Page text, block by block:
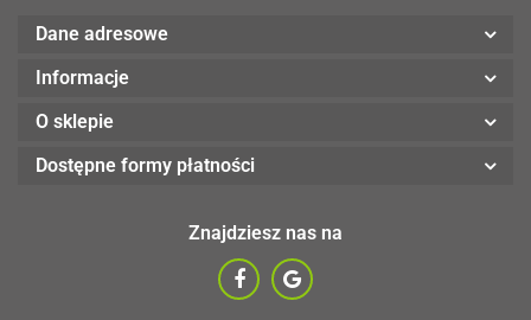
Dane adresowe
Informacje
O sklepie
Dostępne formy płatności
Znajdziesz nas na